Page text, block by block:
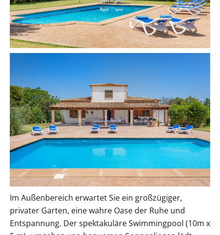
Im Außenbereich erwartet Sie ein großzügiger,
privater Garten, eine wahre Oase der Ruhe und
Entspannung. Der spektakuläre Swimmingpool (10m x